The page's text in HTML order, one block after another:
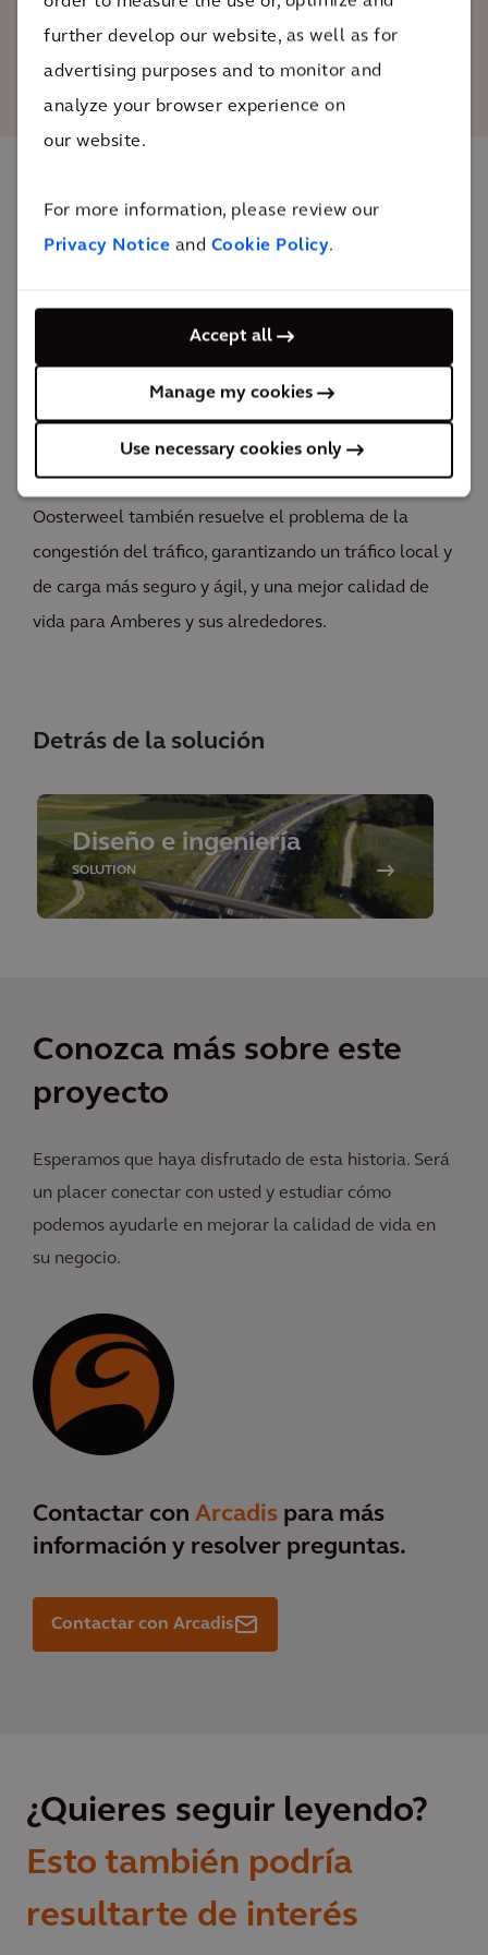
further develop our website, as well as for
advertising purposes and to monitor and
analyze your browser experience on
our website.
For more information, please review our
Privacy Notice and Cookie Policy.
Accept all
Manage my cookies
Use necessary cookies only
Kristof Peperstraete
CEO de Arcadis B&eacute;lgica
El impacto
deseadas para vivir, trabajar y visitar.
m&aacute;s espacios verdes
Amberes y al puerto, y enlaza Linkeroever, Eilandje,
Merksem y el área que rodea al Sportpaleis.
Oosterweel también resuelve el problema de la
congestión del tráfico, garantizando un tráfico local y
de carga más seguro y ágil, y una mejor calidad de
vida para Amberes y sus alrededores.
Detrás de la solución
Diseño e ingeniería
SOLUTION
Conozca más sobre este
proyecto
Esperamos que haya disfrutado de esta historia. Será
un placer conectar con usted y estudiar cómo
podemos ayudarle en mejorar la calidad de vida en
su negocio.
Contactar con Arcadis para más
información y resolver preguntas.
Contactar con Arcadis
¿Quieres seguir leyendo?
Esto también podría
resultarte de interés